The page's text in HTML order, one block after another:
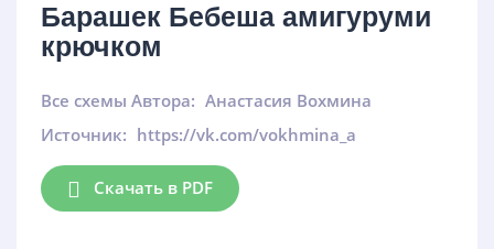
Барашек Бебеша амигуруми
крючком
Все схемы Автора: Анастасия Вохмина
Источник: https://vk.com/vokhmina_a
Скачать в PDF